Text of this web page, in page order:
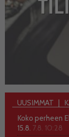
UUSIMMAT
Koko perheen
15.8. 7.8. 10:28